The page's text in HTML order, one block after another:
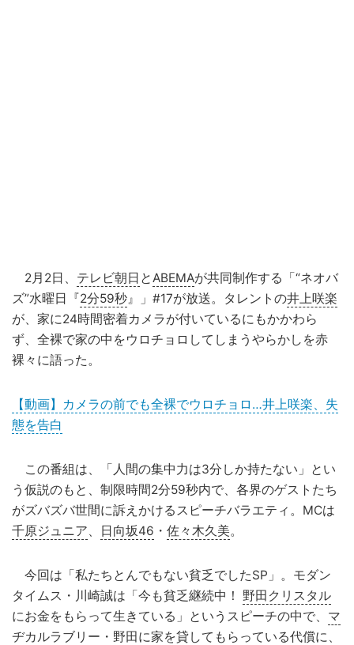
2月2日、 テレビ朝日 とABEMAが共同制作する「“ネオバ
ズ”水曜日『2分59秒』」#17が放送。タレントの井上咲楽
が、家に24時間密着カメラが付いているにもかかわら
ず、全裸で家の中をウロチョロしてしまうやらかしを赤
裸々に語った。
【動画】カメラの前でも全裸でウロチョロ…井上咲楽、失
態を告白
この番組は、「人間の集中力は3分しか持たない」とい
う仮説のもと、制限時間2分59秒内で、各界のゲストたち
がズバズバ世間に訴えかけるスピーチバラエティ。MCは
千原ジュニア、 日向坂46 ・ 佐々木久美。
今回は「私たちとんでもない貧乏でしたSP」。モダン
タイムス・川崎誠は「今も貧乏継続中！ 野田クリスタル
にお金をもらって生きている」というスピーチの中で、 マ
ヂカルラブリー ・野田に家を貸してもらっている代償に、